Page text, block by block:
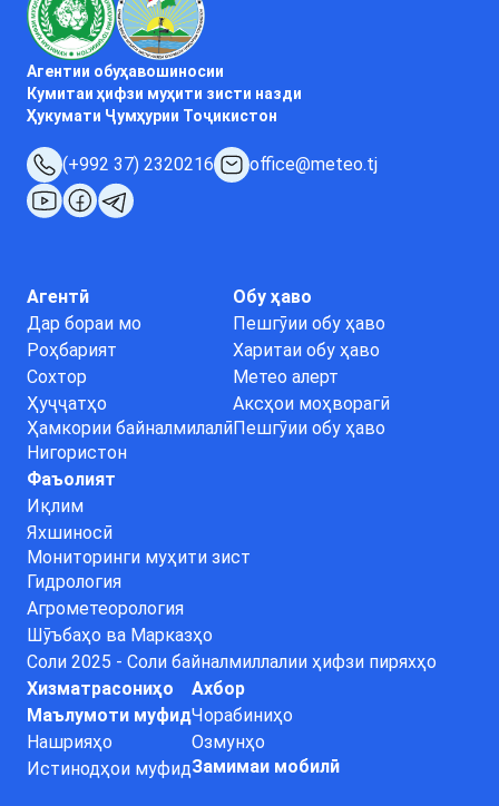
Агентии обуҳавошиносии
Кумитаи ҳифзи муҳити зисти назди
Ҳукумати Ҷумҳурии Тоҷикистон
(+992 37) 2320216 office@meteo.tj
Агентӣ
Дар бораи мо
Роҳбарият
Сохтор
Ҳуҷҷатҳо
Ҳамкории байналмилалӣ
Нигористон
Обу ҳаво
Пешгӯии обу ҳаво
Харитаи обу ҳаво
Метео алерт
Аксҳои моҳворагӣ
Пешгӯии обу ҳаво
Фаъолият
Иқлим
Яхшиносӣ
Мониторинги муҳити зист
Гидрология
Агрометеорология
Шӯъбаҳо ва Марказҳо
Соли 2025 - Соли байналмиллалии ҳифзи пиряхҳо
Хизматрасониҳо
Маълумоти муфид
Нашрияҳо
Истинодҳои муфид
Ахбор
Чорабиниҳо
Озмунҳо
Замимаи мобилӣ